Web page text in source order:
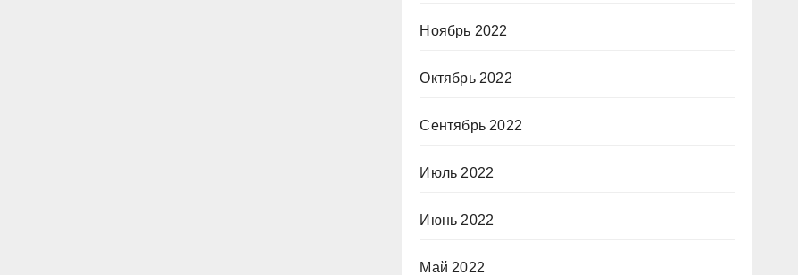
Ноябрь 2022
Октябрь 2022
Сентябрь 2022
Июль 2022
Июнь 2022
Май 2022